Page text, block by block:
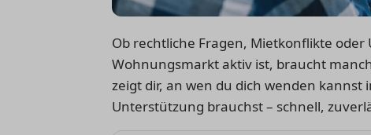
Ob rechtliche Fragen, Mietkonflikte
Wohnungsmarkt aktiv ist, braucht
zeigt dir, an wen du dich wenden
Unterstützung brauchst – schnell,